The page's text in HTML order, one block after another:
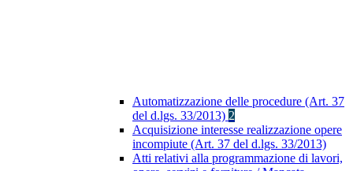
Automatizzazione delle procedure (Art. 37
del d.lgs. 33/2013) 2
Acquisizione interesse realizzazione opere
incompiute (Art. 37 del d.lgs. 33/2013)
Atti relativi alla programmazione di lavori,